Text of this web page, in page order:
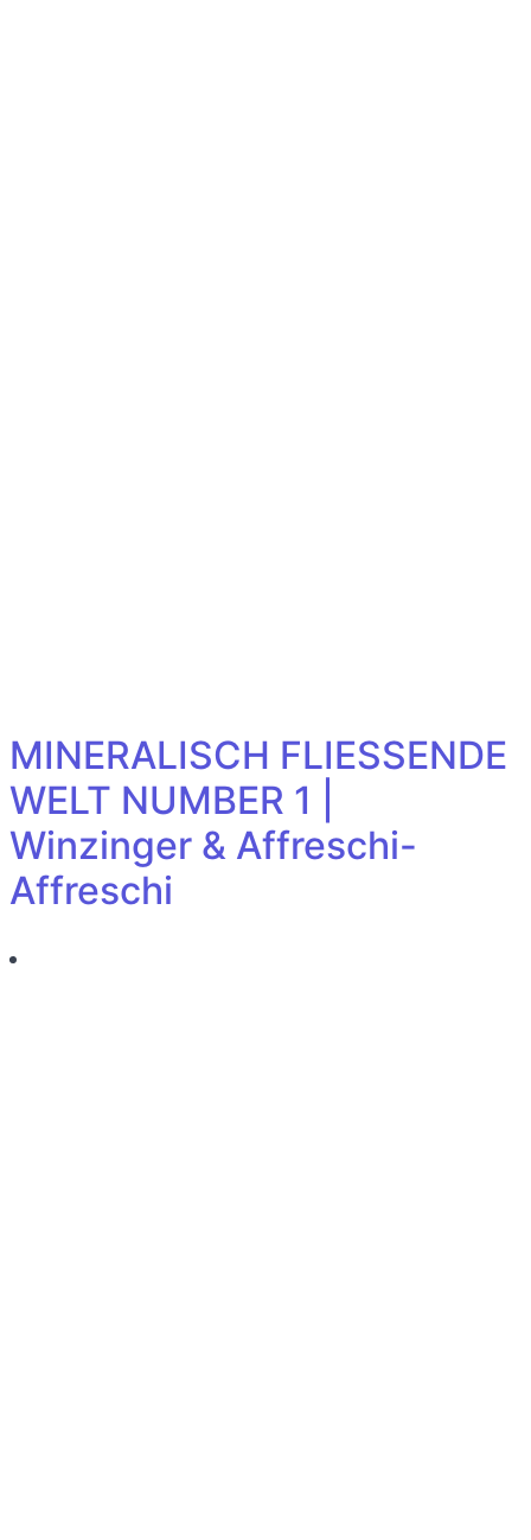
MINERALISCH FLIESSENDE
WELT NUMBER 1 |
Winzinger & Affreschi-
Affreschi